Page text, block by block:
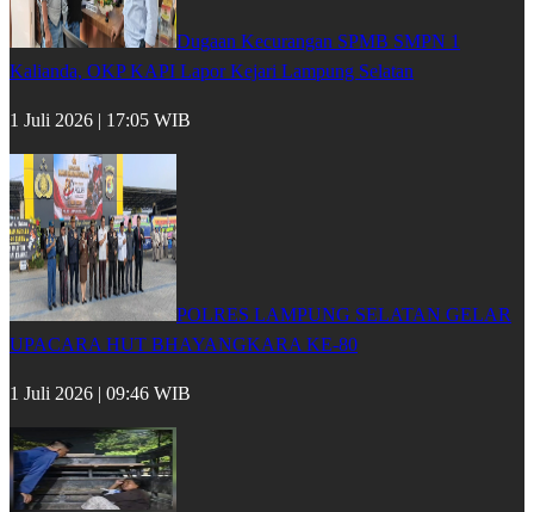
Dugaan Kecurangan SPMB SMPN 1
Kalianda, OKP KAPI Lapor Kejari Lampung Selatan
1 Juli 2026 | 17:05 WIB
POLRES LAMPUNG SELATAN GELAR
UPACARA HUT BHAYANGKARA KE-80
1 Juli 2026 | 09:46 WIB